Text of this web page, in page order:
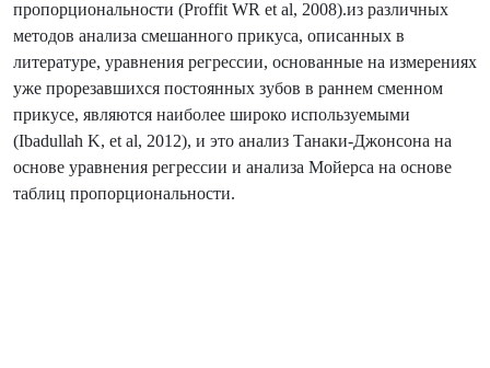
пропорциональности (Proffit WR et al, 2008).из различных
методов анализа смешанного прикуса, описанных в
литературе, уравнения регрессии, основанные на измерениях
уже прорезавшихся постоянных зубов в раннем сменном
прикусе, являются наиболее широко используемыми
(Ibadullah K, et al, 2012), и это анализ Танаки-Джонсона на
основе уравнения регрессии и анализа Мойерса на основе
таблиц пропорциональности.